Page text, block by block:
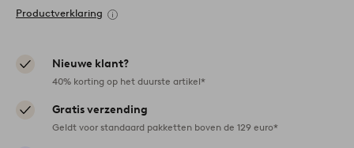
Productverklaring
Nieuwe klant?
40% korting op het duurste artikel*
Gratis verzending
Geldt voor standaard pakketten boven de 129 euro*